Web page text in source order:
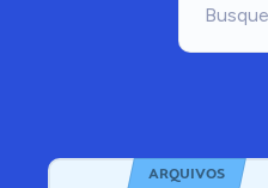
ARQUIVOS